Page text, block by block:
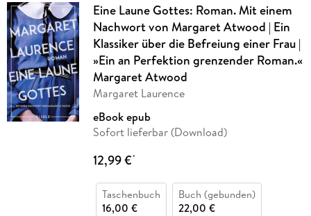
Eine Laune Gottes: Roman. Mit einem
Nachwort von Margaret Atwood | Ein
Klassiker über die Befreiung einer Frau |
»Ein an Perfektion grenzender Roman.«
Margaret Atwood
Margaret Laurence
eBook epub
Sofort lieferbar (Download)
12,99 €*
Taschenbuch
16,00 €
Buch (gebunden)
22,00 €